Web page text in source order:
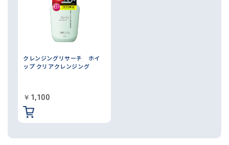
クレンジングリサーチ ホイ
ップ クリアクレンジング
￥1,100